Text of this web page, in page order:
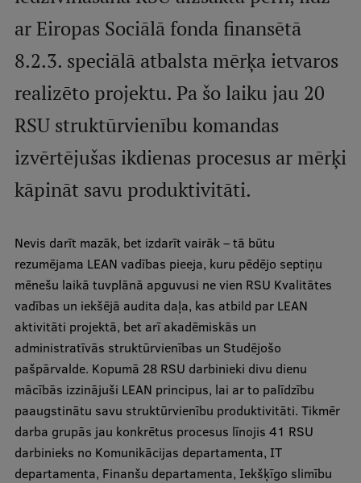
Stratēģija
Struktūra
Vēsture un tradīcijas
Identitāte
RSU fonds
Aula
Ģerbonis
Projekti
Reitingi
Virtuālā tūre
Ilgtspējīga attīstība
Studiju un vides pieejamība
Dati par 2025. gadu
Suvenīri un grāmatas
ar Eiropas Sociālā fonda finansētā
8.2.3. speciālā atbalsta mērķa ietvaros
realizēto projektu. Pa šo laiku jau 20
RSU struktūrvienību komandas
izvērtējušas ikdienas procesus ar mērķi
kāpināt savu produktivitāti.
Nevis darīt mazāk, bet izdarīt vairāk – tā būtu
rezumējama LEAN vadības pieeja, kuru pēdējo septiņu
mēnešu laikā tuvplānā apguvusi ne vien RSU Kvalitātes
vadības un iekšējā audita daļa, kas atbild par LEAN
aktivitāti projektā, bet arī akadēmiskās un
administratīvās struktūrvienības un Studējošo
pašpārvalde. Kopumā 28 RSU darbinieki divu dienu
mācībās izzinājuši LEAN principus, lai ar to palīdzību
paaugstinātu savu struktūrvienību produktivitāti. Tikmēr
darba grupās jau konkrētus procesus līnojis 41 RSU
darbinieks no Komunikācijas departamenta, IT
departamenta, Finanšu departamenta, Iekšķīgo slimību